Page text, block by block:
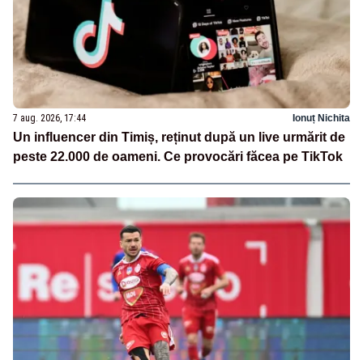
7 aug. 2026, 17:44 Ionuț Nichita
Un influencer din Timiș, reținut după un live urmărit de
peste 22.000 de oameni. Ce provocări făcea pe TikTok